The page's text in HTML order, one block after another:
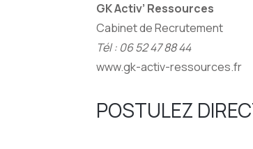
GK Activ’ Ressources
Cabinet de Recrutement
Tél : 06 52 47 88 44
www.gk-activ-ressources.fr
POSTULEZ